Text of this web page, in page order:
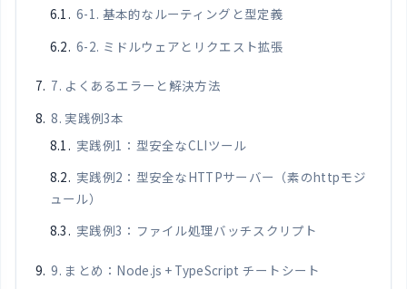
6-1. 基本的なルーティングと型定義
6-2. ミドルウェアとリクエスト拡張
7. よくあるエラーと解決方法
8. 実践例3本
実践例1：型安全なCLIツール
実践例2：型安全なHTTPサーバー（素のhttpモジ
ュール）
実践例3：ファイル処理バッチスクリプト
9. まとめ：Node.js + TypeScript チートシート